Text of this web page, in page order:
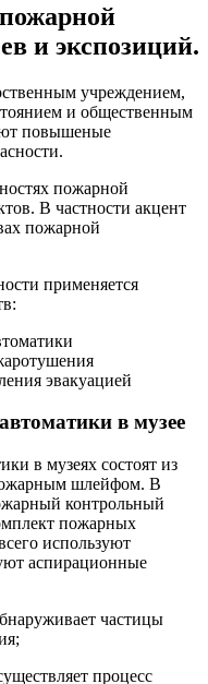
и экспозиций.
учреждением,
и общественным
повышеные
пожарной
В частности акцент
пожарной
применяется
эвакуацией
в музее
в музеях состоят из
шлейфом. В
контрольный
пожарных
используют
аспирационные
частицы
процесс